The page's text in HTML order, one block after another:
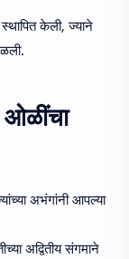
केली, ज्याने
ओळींचा
अभंगांनी आपल्या
अद्वितीय संगमाने